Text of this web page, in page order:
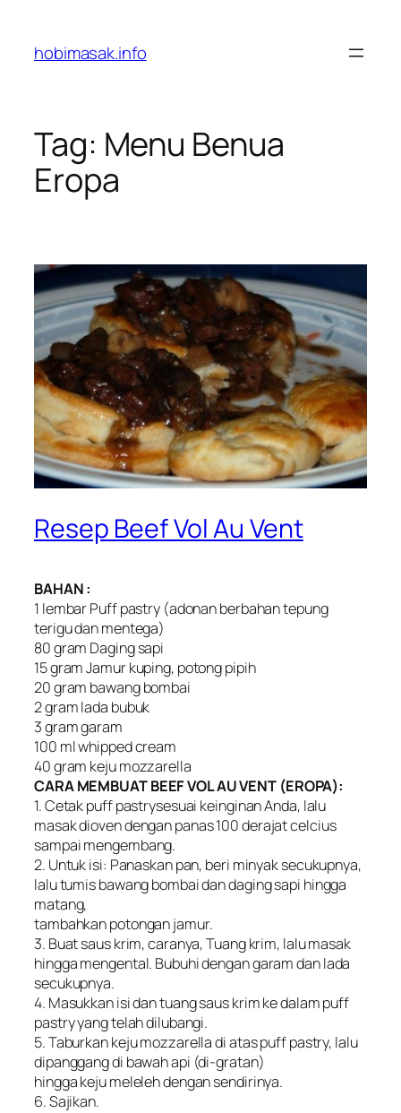
content
hobimasak.info
Tag: Menu Benua
Eropa
Resep Beef Vol Au Vent
BAHAN :
1 lembar Puff pastry (adonan berbahan tepung
terigu dan mentega)
80 gram Daging sapi
15 gram Jamur kuping, potong pipih
20 gram bawang bombai
2 gram lada bubuk
3 gram garam
100 ml whipped cream
40 gram keju mozzarella
CARA MEMBUAT BEEF VOL AU VENT (EROPA):
1. Cetak puff pastrysesuai keinginan Anda, lalu
masak dioven dengan panas 100 derajat celcius
sampai mengembang.
2. Untuk isi: Panaskan pan, beri minyak secukupnya,
lalu tumis bawang bombai dan daging sapi hingga
matang,
tambahkan potongan jamur.
3. Buat saus krim, caranya, Tuang krim, lalu masak
hingga mengental. Bubuhi dengan garam dan lada
secukupnya.
4. Masukkan isi dan tuang saus krim ke dalam puff
pastry yang telah dilubangi.
5. Taburkan keju mozzarella di atas puff pastry, lalu
dipanggang di bawah api (di-gratan)
hingga keju meleleh dengan sendirinya.
6. Sajikan.